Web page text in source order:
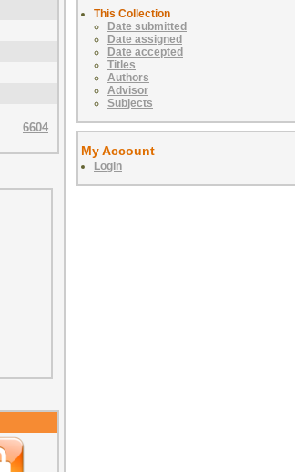
6604
This Collection
Date submitted
Date assigned
Date accepted
Titles
Authors
Advisor
Subjects
My Account
Login